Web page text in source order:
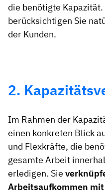
die benötigte
berücksichtigen Sie
der Kunden.
2.
Im Rahmen der
einen konkreten Blick
und Flexkräfte, die
gesamte Arbeit
erledigen. Sie
Arbeitsaufkommen